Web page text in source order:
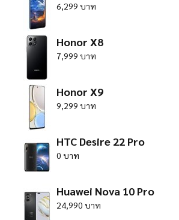
6,299 บาท
Honor X8
7,999 บาท
Honor X9
9,299 บาท
HTC Desire 22 Pro
0 บาท
Huawei Nova 10 Pro
24,990 บาท